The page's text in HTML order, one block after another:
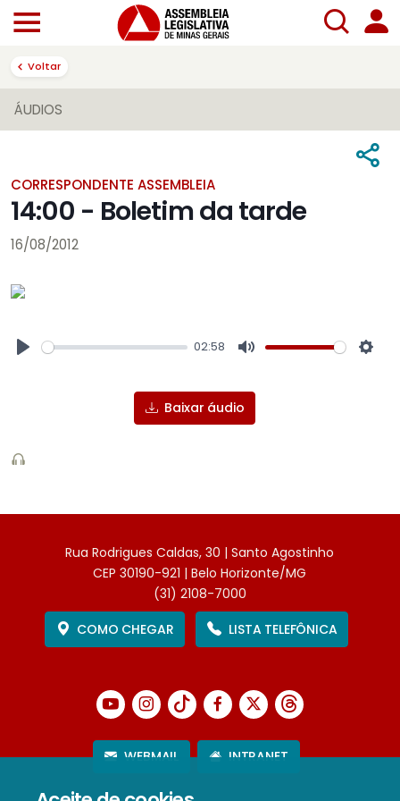
Voltar
ÁUDIOS
CORRESPONDENTE ASSEMBLEIA
14:00 - Boletim da tarde
16/08/2012
02:58
Baixar áudio
Rua Rodrigues Caldas, 30 | Santo Agostinho
CEP 30190-921 | Belo Horizonte/MG
(31) 2108-7000
COMO CHEGAR
LISTA TELEFÔNICA
WEBMAIL INTRANET